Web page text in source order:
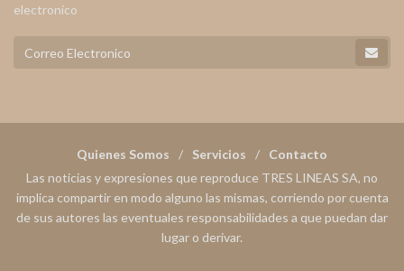
electronico
Quienes Somos Servicios
Contacto
Las noticias y expresiones que reproduce TRES LINEAS SA, no
implica compartir en modo alguno las mismas, corriendo por cuenta
de sus autores las eventuales responsabilidades a que puedan dar
lugar o derivar.